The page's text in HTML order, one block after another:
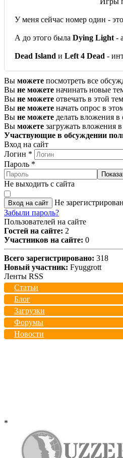
У меня сейчас номер один - это
А до этого была Dying Light -
Dead Island и Left 4 Dead -
Вы можете посмотреть все
Вы не можете начинать новые
Вы не можете отвечать в этой
Вы не можете начать опрос в
Вы не можете делать вложения
Вы можете загружать вложения
Участвующие в обсуждении
Вход на сайт
Логин *
Пароль *
Не выходить с сайта
Вход на сайт Не
Забыли пароль?
Пользователей на сайте
Гостей на сайте: 2
Участников на сайте: 0
Всего зарегистрировано: 318
Новый участник: Fyuggrott
Ленты RSS
Статьи
Блог
Загрузки
Форумы
Новости
*